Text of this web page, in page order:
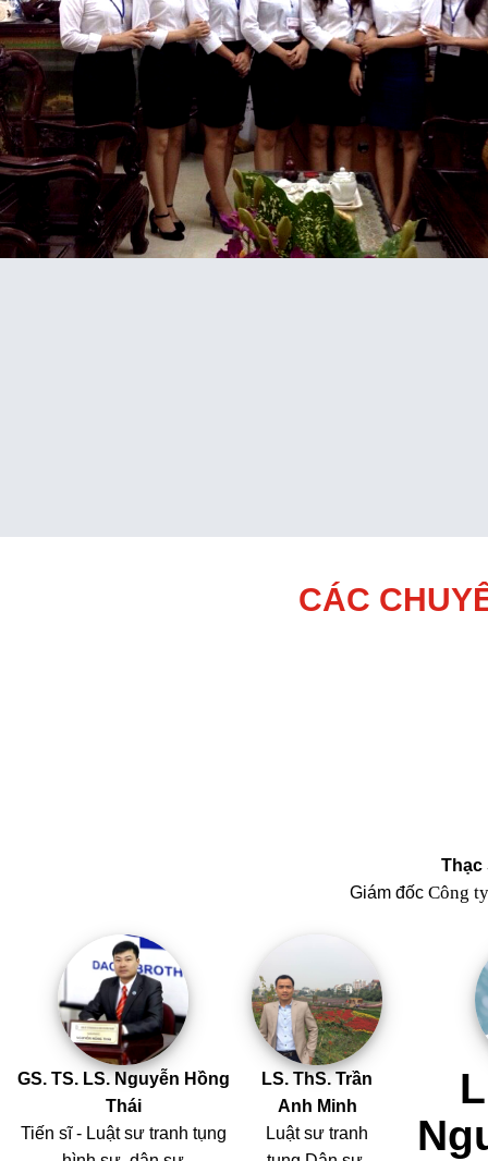
CÁC
Thạc
Giám đốc Công
GS. TS. LS. Nguyễn Hồng
Thái
Tiến sĩ - Luật sư tranh tụng
LS. ThS. Trần
Anh Minh
Luật sư tranh